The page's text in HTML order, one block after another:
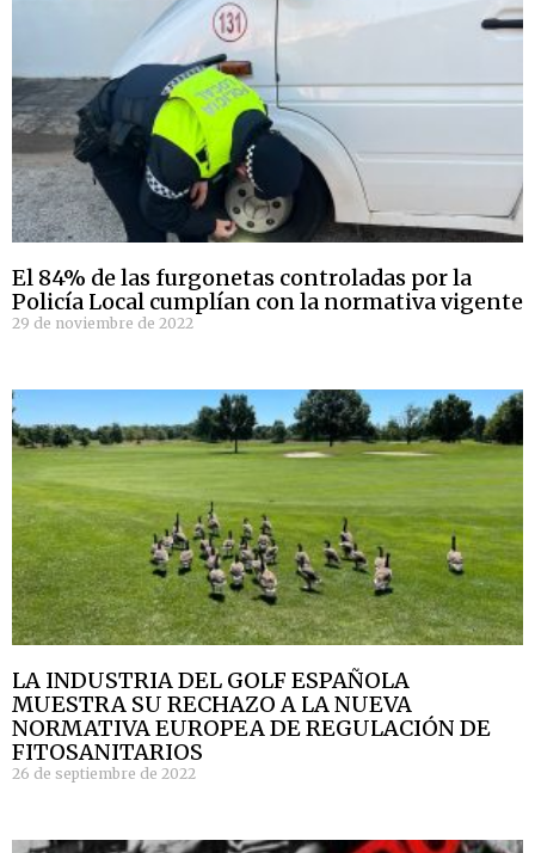
El 84% de las furgonetas controladas por la
Policía Local cumplían con la normativa vigente
29 de noviembre de 2022
LA INDUSTRIA DEL GOLF ESPAÑOLA
MUESTRA SU RECHAZO A LA NUEVA
NORMATIVA EUROPEA DE REGULACIÓN DE
FITOSANITARIOS
26 de septiembre de 2022